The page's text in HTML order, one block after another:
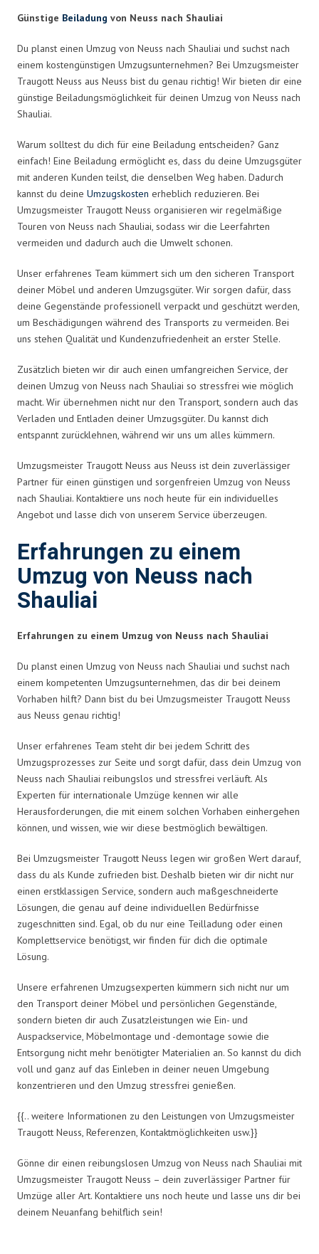
Günstige Beiladung von Neuss nach Shauliai
Du planst einen Umzug von Neuss nach Shauliai und suchst nach
einem kostengünstigen Umzugsunternehmen? Bei Umzugsmeister
Traugott Neuss aus Neuss bist du genau richtig! Wir bieten dir eine
günstige Beiladungsmöglichkeit für deinen Umzug von Neuss nach
Shauliai.
Warum solltest du dich für eine Beiladung entscheiden? Ganz
einfach! Eine Beiladung ermöglicht es, dass du deine Umzugsgüter
mit anderen Kunden teilst, die denselben Weg haben. Dadurch
kannst du deine Umzugskosten erheblich reduzieren. Bei
Umzugsmeister Traugott Neuss organisieren wir regelmäßige
Touren von Neuss nach Shauliai, sodass wir die Leerfahrten
vermeiden und dadurch auch die Umwelt schonen.
Unser erfahrenes Team kümmert sich um den sicheren Transport
deiner Möbel und anderen Umzugsgüter. Wir sorgen dafür, dass
deine Gegenstände professionell verpackt und geschützt werden,
um Beschädigungen während des Transports zu vermeiden. Bei
uns stehen Qualität und Kundenzufriedenheit an erster Stelle.
Zusätzlich bieten wir dir auch einen umfangreichen Service, der
deinen Umzug von Neuss nach Shauliai so stressfrei wie möglich
macht. Wir übernehmen nicht nur den Transport, sondern auch das
Verladen und Entladen deiner Umzugsgüter. Du kannst dich
entspannt zurücklehnen, während wir uns um alles kümmern.
Umzugsmeister Traugott Neuss aus Neuss ist dein zuverlässiger
Partner für einen günstigen und sorgenfreien Umzug von Neuss
nach Shauliai. Kontaktiere uns noch heute für ein individuelles
Angebot und lasse dich von unserem Service überzeugen.
Erfahrungen zu einem
Umzug von Neuss nach
Shauliai
Erfahrungen zu einem Umzug von Neuss nach Shauliai
Du planst einen Umzug von Neuss nach Shauliai und suchst nach
einem kompetenten Umzugsunternehmen, das dir bei deinem
Vorhaben hilft? Dann bist du bei Umzugsmeister Traugott Neuss
aus Neuss genau richtig!
Unser erfahrenes Team steht dir bei jedem Schritt des
Umzugsprozesses zur Seite und sorgt dafür, dass dein Umzug von
Neuss nach Shauliai reibungslos und stressfrei verläuft. Als
Experten für internationale Umzüge kennen wir alle
Herausforderungen, die mit einem solchen Vorhaben einhergehen
können, und wissen, wie wir diese bestmöglich bewältigen.
Bei Umzugsmeister Traugott Neuss legen wir großen Wert darauf,
dass du als Kunde zufrieden bist. Deshalb bieten wir dir nicht nur
einen erstklassigen Service, sondern auch maßgeschneiderte
Lösungen, die genau auf deine individuellen Bedürfnisse
zugeschnitten sind. Egal, ob du nur eine Teilladung oder einen
Komplettservice benötigst, wir finden für dich die optimale
Lösung.
Unsere erfahrenen Umzugsexperten kümmern sich nicht nur um
den Transport deiner Möbel und persönlichen Gegenstände,
sondern bieten dir auch Zusatzleistungen wie Ein- und
Auspackservice, Möbelmontage und -demontage sowie die
Entsorgung nicht mehr benötigter Materialien an. So kannst du dich
voll und ganz auf das Einleben in deiner neuen Umgebung
konzentrieren und den Umzug stressfrei genießen.
{{.. weitere Informationen zu den Leistungen von Umzugsmeister
Traugott Neuss, Referenzen, Kontaktmöglichkeiten usw.}}
Gönne dir einen reibungslosen Umzug von Neuss nach Shauliai mit
Umzugsmeister Traugott Neuss – dein zuverlässiger Partner für
Umzüge aller Art. Kontaktiere uns noch heute und lasse uns dir bei
deinem Neuanfang behilflich sein!